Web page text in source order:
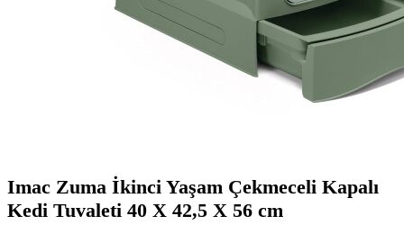
Imac Zuma İkinci Yaşam Çekmeceli Kapalı
Kedi Tuvaleti 40 X 42,5 X 56 cm